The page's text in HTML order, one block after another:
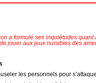
a formulé ses inquiétudes
jouer aux jeux nuisibles des
les personnels pour